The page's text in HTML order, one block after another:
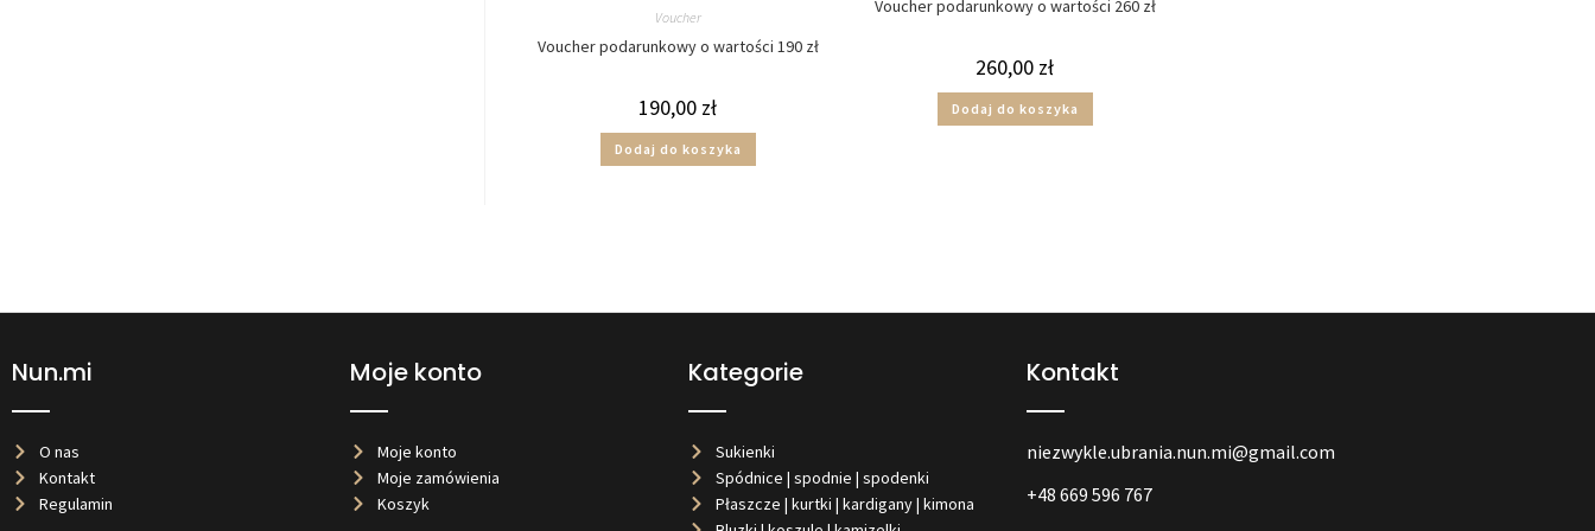
Voucher
Voucher podarunkowy o wartości 190 zł
190,00 zł
Dodaj do koszyka
Voucher podarunkowy o wartości 260 zł
260,00 zł
Dodaj do koszyka
Nun.mi
O nas
Kontakt
Regulamin
Moje konto
Moje konto
Moje zamówienia
Koszyk
Kategorie
Sukienki
Spódnice | spodnie | spodenki
Płaszcze | kurtki | kardigany | kimona
Kontakt
niezwykle.ubrania.nun.mi@gmail.com
+48 669 596 767